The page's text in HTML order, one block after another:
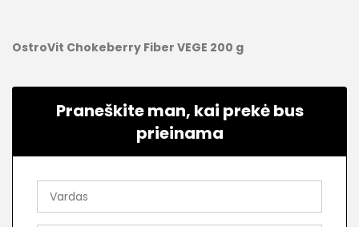
OstroVit Chokeberry Fiber VEGE 200 g
Praneškite man, kai prekė bus
prieinama